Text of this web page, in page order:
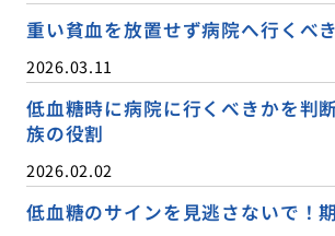
重い貧血を放置せず病院へ行くべ
2026.03.11
低血糖時に病院に行くべきかを判
族の役割
2026.02.02
低血糖のサインを見逃さないで！